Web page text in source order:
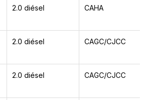
2.0 diésel CAHA
2.0 diésel CAGC/CJCC
2.0 diésel CAGC/CJCC